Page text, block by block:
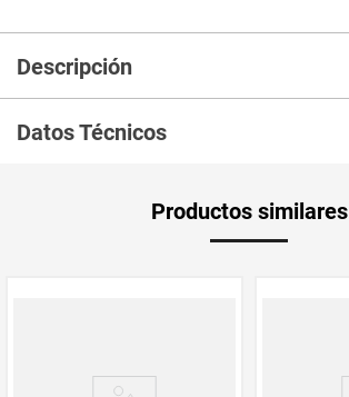
Descripción
Datos Técnicos
Productos similares